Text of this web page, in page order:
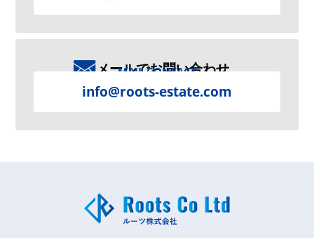
メールでお問い合わせ
MAIL CONTACT
info@roots-estate.com